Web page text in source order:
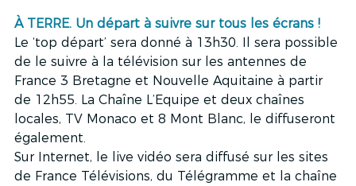
À TERRE. Un départ à suivre sur tous les écrans !
Le ‘top départ’ sera donné à 13h30. Il sera possible
de le suivre à la télévision sur les antennes de
France 3 Bretagne et Nouvelle Aquitaine à partir
de 12h55. La Chaîne L’Equipe et deux chaînes
locales, TV Monaco et 8 Mont Blanc, le diffuseront
également.
Sur Internet, le live vidéo sera diffusé sur les sites
de France Télévisions, du Télégramme et la chaîne